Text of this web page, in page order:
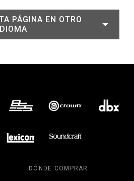
PÁGINA EN OTRO
IDIOMA
DÓNDE COMPRAR